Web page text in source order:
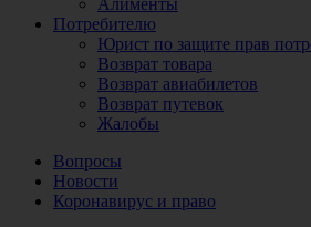
Алименты
Потребителю
Юрист по защите прав
Возврат товара
Возврат авиабилетов
Возврат путевок
Жалобы
Вопросы
Новости
Коронавирус и право